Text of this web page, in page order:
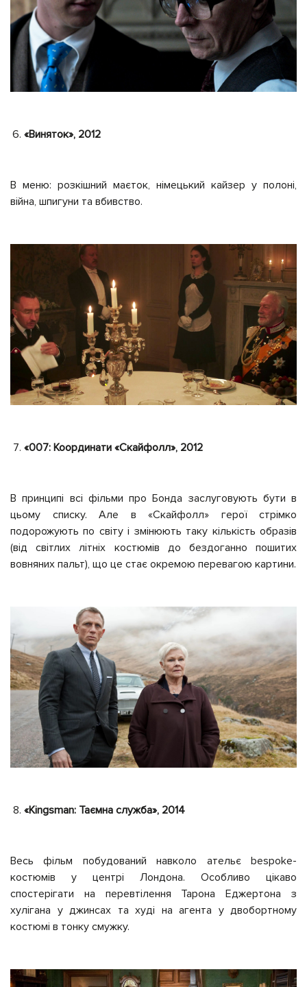
«Виняток», 2012
В меню: розкішний маєток, німецький кайзер у полоні,
війна, шпигуни та вбивство.
«007: Координати «Скайфолл», 2012
В принципі всі фільми про Бонда заслуговують бути в
цьому списку. Але в «Скайфолл» герої стрімко
подорожують по світу і змінюють таку кількість образів
(від світлих літніх костюмів до бездоганно пошитих
вовняних пальт), що це стає окремою перевагою картини.
«Kingsman: Таємна служба», 2014
Весь фільм побудований навколо ательє bespoke-
костюмів у центрі Лондона. Особливо цікаво
спостерігати на перевтілення Тарона Еджертона з
хулігана у джинсах та худі на агента у двобортному
костюмі в тонку смужку.